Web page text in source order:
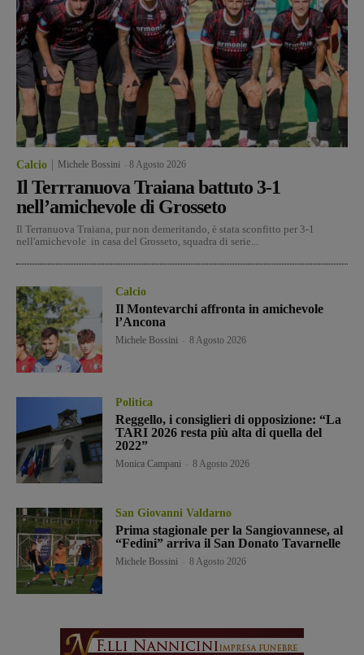
Calcio Michele Bossini 8 Agosto 2026
Il Terrranuova Traiana battuto 3-1
nell’amichevole di Grosseto
Il Terranuova Traiana, pur non demeritando, è stata sconfitto per 3-1
nell'amichevole in casa del Grosseto, squadra di serie...
Calcio
Il Montevarchi affronta in amichevole
l’Ancona
Michele Bossini 8 Agosto 2026
Politica
Reggello, i consiglieri di opposizione: “La
TARI 2026 resta più alta di quella del
2022”
Monica Campani 8 Agosto 2026
San Giovanni Valdarno
Prima stagionale per la Sangiovannese, al
“Fedini” arriva il San Donato Tavarnelle
Michele Bossini 8 Agosto 2026